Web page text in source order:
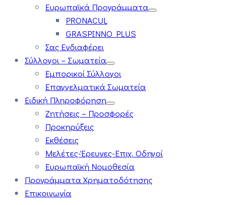
Ευρωπαϊκά Προγράμματα
PRONACUL
GRASPINNO PLUS
Σας Ενδιαφέρει
Σύλλογοι – Σωματεία
Εμπορικοί Σύλλογοι
Επαγγελματικά Σωματεία
Ειδική Πληροφόρηση
Ζητήσεις – Προσφορές
Προκηρύξεις
Εκθέσεις
Μελέτες-Έρευνες-Επιχ. Οδηγοί
Ευρωπαϊκή Νομοθεσία
Προγράμματα Χρηματοδότησης
Επικοινωνία